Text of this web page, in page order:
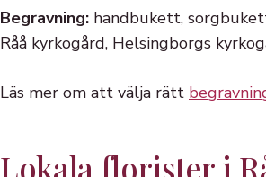
Begravning: handbukett,
Råå kyrkogård, Helsingborgs
Läs mer om att välja rätt
Lokala florister i